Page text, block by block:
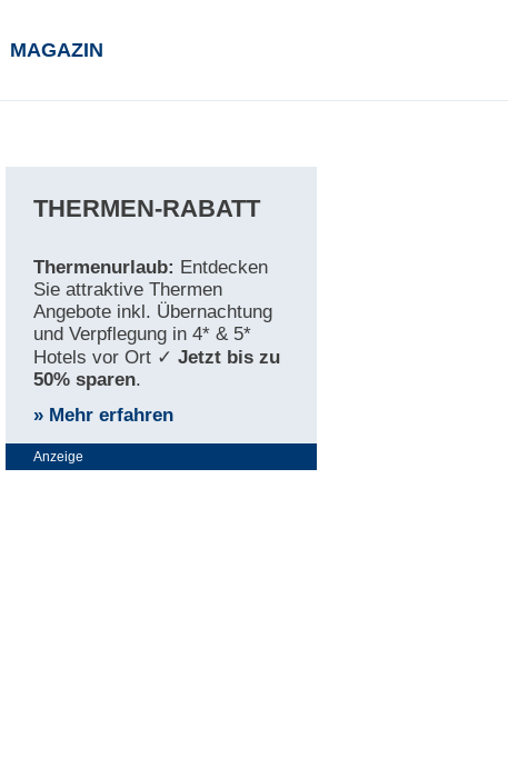
MAGAZIN
THERMEN-RABATT
Thermenurlaub: Entdecken
Sie attraktive Thermen
Angebote inkl. Übernachtung
und Verpflegung in 4* & 5*
Hotels vor Ort ✓ Jetzt bis zu
50% sparen.
» Mehr erfahren
Anzeige